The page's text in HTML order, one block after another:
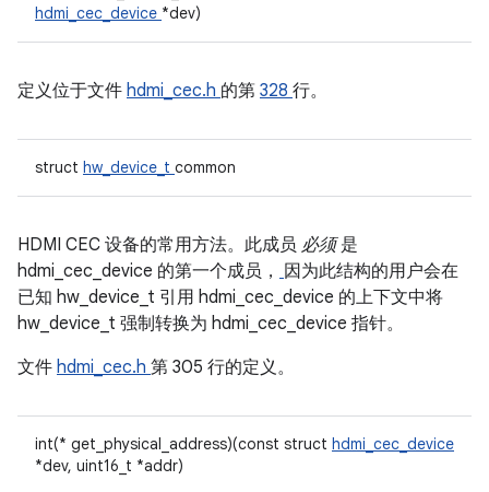
hdmi_cec_device *dev)
定义位于文件 hdmi_cec.h 的第 328 行。
struct hw_device_t common
HDMI CEC 设备的常用方法。此成员 必须是
hdmi_cec_device 的第一个成员，
因为此结构的用户会在
已知 hw_device_t 引用 hdmi_cec_device 的上下文中将
hw_device_t 强制转换为 hdmi_cec_device 指针。
文件 hdmi_cec.h 第 305 行的定义。
int(* get_physical_address)(const struct hdmi_cec_device
*dev, uint16_t *addr)